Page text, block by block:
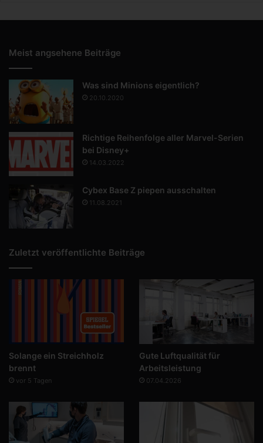
Meist angsehene Beiträge
Was sind Minions eigentlich?
20.10.2020
Richtige Reihenfolge aller Marvel-Serien
bei Disney+
14.03.2022
Cybex Base Z piepen ausschalten
11.08.2021
Zuletzt veröffentlichte Beiträge
Solange ein Streichholz
brennt
vor 5 Tagen
Gute Luftqualität für
Arbeitsleistung
07.04.2026